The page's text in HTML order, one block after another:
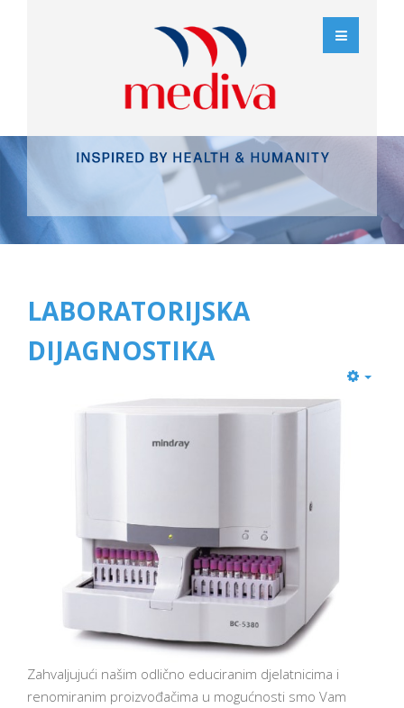
LABORATORIJSKA
DIJAGNOSTIKA
Zahvaljujući našim odlično educiranim djelatnicima i
renomiranim proizvođačima u mogućnosti smo Vam